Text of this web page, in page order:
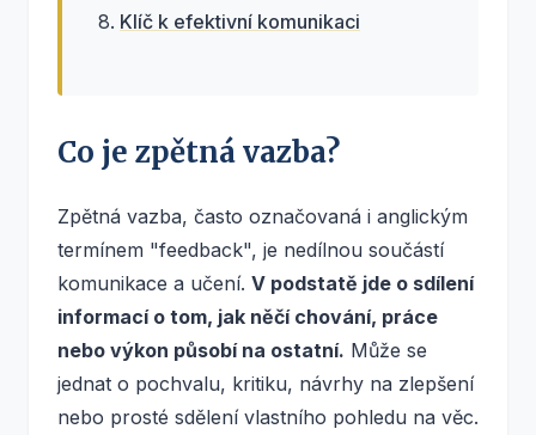
Klíč k efektivní komunikaci
Co je zpětná vazba?
Zpětná vazba, často označovaná i anglickým
termínem "feedback", je nedílnou součástí
komunikace a učení. V podstatě jde o sdílení
informací o tom, jak něčí chování, práce
nebo výkon působí na ostatní. Může se
jednat o pochvalu, kritiku, návrhy na zlepšení
nebo prosté sdělení vlastního pohledu na věc.